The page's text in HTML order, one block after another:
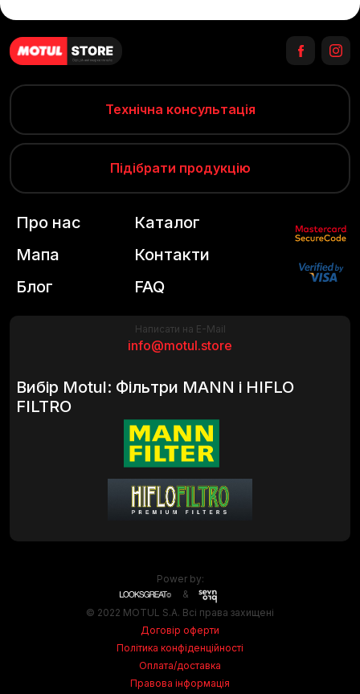
Технічна консультація
Підібрати продукцію
Написати на E-Mail
info@motul.store
Вибір Motul: Фільтри MANN і HIFLO
FILTRO
Про нас
Мапа
Блог
Каталог
Контакти
FAQ
© 2022 MOTUL S.A. Всі права захищені
Договір оферти
Політика конфіденційності
Оплата/доставка
Правова інформація
Power by:
&